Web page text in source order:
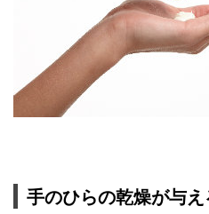
手のひらの乾燥が与